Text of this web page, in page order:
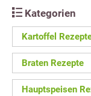
Kategorien
Kartoffel
Braten Rezepte
Hauptspeisen